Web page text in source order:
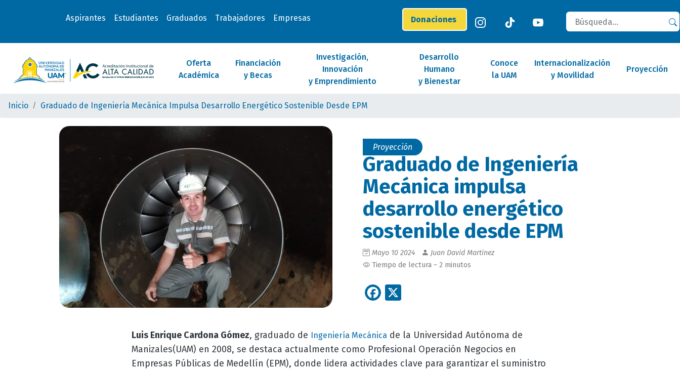
Aspirantes Estudiantes Graduados Trabajadores Empresas Donaciones
Buscar
Oferta
Académica
Financiación
y Becas
Investigación,
Innovación
y Emprendimiento
Desarrollo
Humano
y Bienestar
Conoce
la UAM
Internacionalización
y Movilidad
Proyección
Inicio Graduado de Ingeniería Mecánica Impulsa Desarrollo Energético Sostenible Desde EPM
Proyección
Graduado de Ingeniería
Mecánica impulsa
desarrollo energético
sostenible desde EPM
Mayo 10 2024
Juan David Martinez
Tiempo de lectura ~ 2 minutos
Facebook
Luis Enrique Cardona Gómez, graduado de Ingeniería Mecánicade la Universidad Autónoma de
Manizales(UAM) en 2008, se destaca actualmente como Profesional Operación Negocios en
Empresas Públicas de Medellín (EPM), donde lidera actividades clave para garantizar el suministro